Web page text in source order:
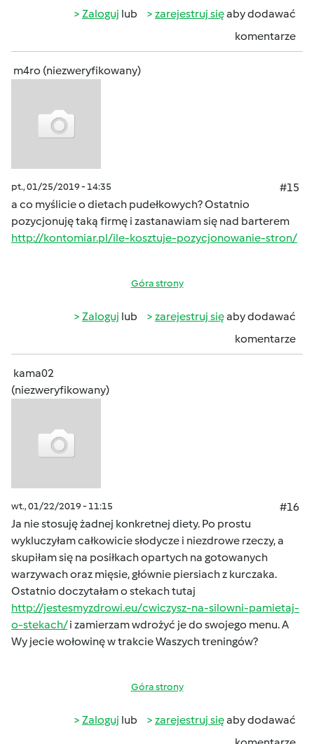
Zaloguj lub zarejestruj sięaby dodawać
komentarze
m4ro (niezweryfikowany)
pt., 01/25/2019 - 14:35
#15
a co myślicie o dietach pudełkowych? Ostatnio
pozycjonuję taką firmę i zastanawiam się nad barterem
http://kontomiar.pl/ile-kosztuje-pozycjonowanie-stron/
Góra strony
Zaloguj lub zarejestruj sięaby dodawać
komentarze
kama02
(niezweryfikowany)
wt., 01/22/2019 - 11:15
#16
Ja nie stosuję żadnej konkretnej diety. Po prostu
wykluczyłam całkowicie słodycze i niezdrowe rzeczy, a
skupiłam się na posiłkach opartych na gotowanych
warzywach oraz mięsie, głównie piersiach z kurczaka.
Ostatnio doczytałam o stekach tutaj
http://jestesmyzdrowi.eu/cwiczysz-na-silowni-pamietaj-
o-stekach/i zamierzam wdrożyć je do swojego menu. A
Wy jecie wołowinę w trakcie Waszych treningów?
Góra strony
Zaloguj lub zarejestruj sięaby dodawać